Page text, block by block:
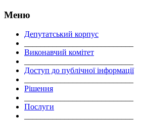
Меню
Депутатський корпус
Виконавчий комітет
Доступ до публічної інформації
Рішення
Послуги